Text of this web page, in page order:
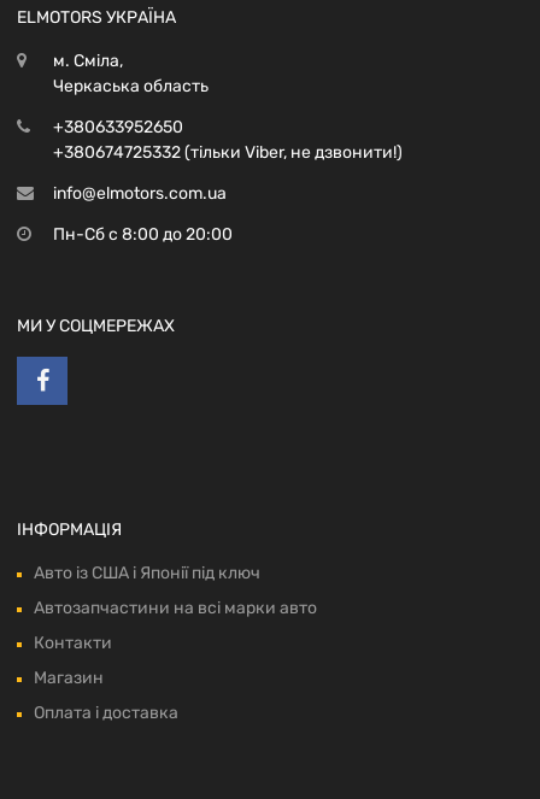
ELMOTORS УКРАЇНА
м. Сміла,
Черкаська область
+380633952650
+380674725332 (тільки Viber, не дзвонити!)
info@elmotors.com.ua
Пн-Сб с 8:00 до 20:00
МИ У СОЦМЕРЕЖАХ
ІНФОРМАЦІЯ
Авто із США і Японії під ключ
Автозапчастини на всі марки авто
Контакти
Магазин
Оплата і доставка